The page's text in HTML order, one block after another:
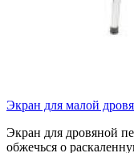
Экран для малой
Экран для дровяной
обжечься о